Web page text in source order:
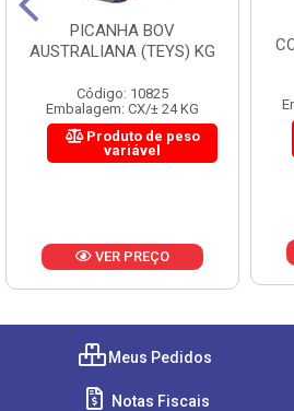
PICANHA BOV
AUSTRALIANA (TEYS) KG
Código: 10825
Embalagem: CX/± 24 KG
Produto de peso
variável
VER PREÇO
Meus Pedidos
Notas Fiscais